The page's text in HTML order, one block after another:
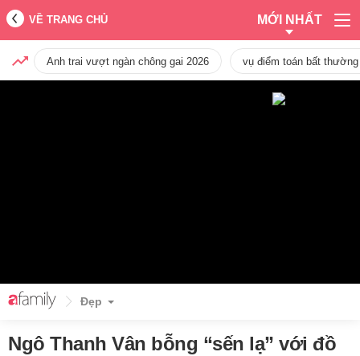
VỀ TRANG CHỦ MỚI NHẤT
Anh trai vượt ngàn chông gai 2026 vụ điểm toán bất
Đẹp
Ngô Thanh Vân bỗng “sến lạ” với đồ